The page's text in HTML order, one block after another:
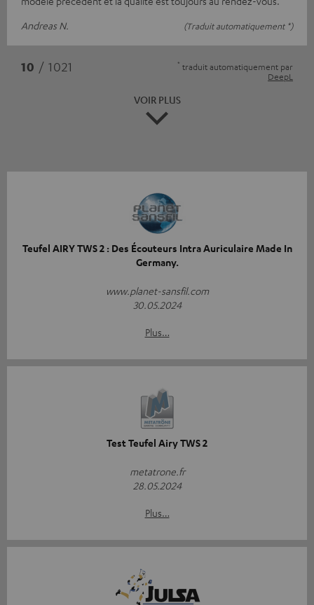
Andreas N.
(Traduit automatiquement *)
10 / 1021 * traduit automatiquement par
DeepL
VOIR PLUS
Teufel AIRY TWS 2 : Des Écouteurs Intra Auriculaire Made In
Germany.
www.planet-sansfil.com
30.05.2024
Plus…
Test Teufel Airy TWS 2
metatrone.fr
28.05.2024
Plus…